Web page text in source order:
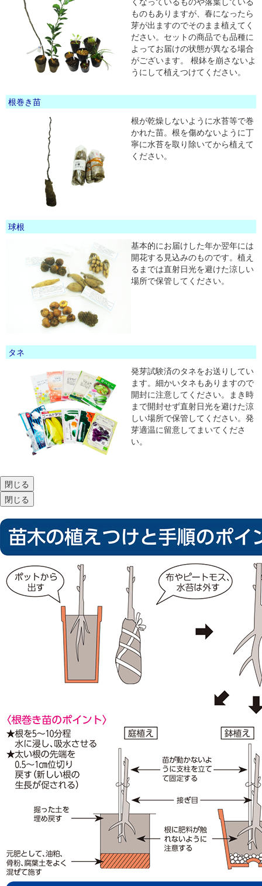
ものもありますが、春になったら
芽が出ますのでそのまま植えてく
ださい。セットの商品でも品種に
よってお届けの状態が異なる場合
がございます。 根鉢を崩さないよ
うにして植えつけてください。
根巻き苗
根が乾燥しないように水苔等で巻
かれた苗。根を傷めないように丁
寧に水苔を取り除いてから植えて
ください。
球根
基本的にお届けした年か翌年には
開花する見込みのものです。植え
るまでは直射日光を避けた涼しい
場所で保管してください。
タネ
発芽試験済のタネをお送りしてい
ます。細かいタネもありますので
開封に注意してください。まき時
まで開封せず直射日光を避けた涼
しい場所で保管してください。発
芽適温に留意してまいてくださ
い。
閉じる
閉じる